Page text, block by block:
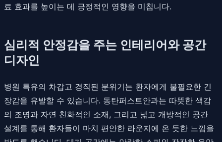
료 효과를 높이는 데 긍정적인 영향을 미칩니다.
심리적 안정감을 주는 인테리어와 공간
디자인
병원 특유의 차갑고 경직된 분위기는 환자에게 불필요한 긴
장감을 유발할 수 있습니다. 동탄퍼스트안과는 따뜻한 색감
의 조명과 자연 친화적인 소재, 그리고 넓고 개방적인 공간
설계를 통해 환자들이 마치 편안한 라운지에 온 듯한 느낌을